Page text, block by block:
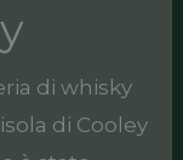
di whisky
di Cooley